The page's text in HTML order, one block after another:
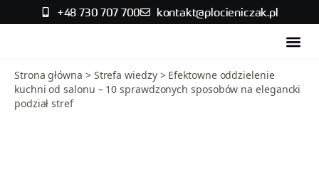
+48 730 707 700 kontakt@plocieniczak.pl
Strona główna > Strefa wiedzy> Efektowne oddzielenie
kuchni od salonu – 10 sprawdzonych sposobów na elegancki
podział stref